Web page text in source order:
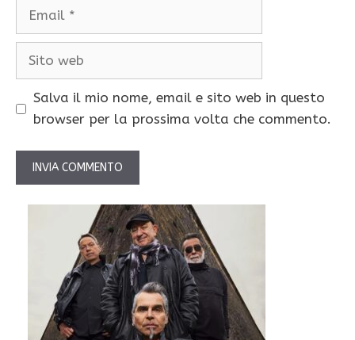
Email
Sito
Salva il mio nome, email e sito web in questo
browser per la prossima volta che commento.